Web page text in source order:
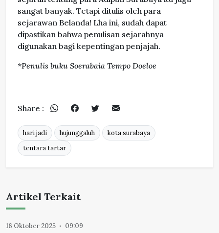
sangat banyak. Tetapi ditulis oleh para
sejarawan Belanda! Lha ini, sudah dapat
dipastikan bahwa penulisan sejarahnya
digunakan bagi kepentingan penjajah.
*Penulis buku Soerabaia Tempo Doeloe
Share :
hari jadi hujunggaluh
kota surabaya
tentara tartar
Artikel Terkait
16 Oktober 2025 09:09